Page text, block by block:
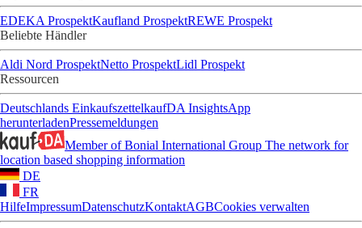
EDEKA ProspektKaufland ProspektREWE Prospekt
Beliebte Händler
Aldi Nord ProspektNetto ProspektLidl Prospekt
Ressourcen
Deutschlands EinkaufszettelkaufDA InsightsApp
herunterladenPressemeldungen
Member of Bonial International Group The network for
location based shopping information
DE
FR
HilfeImpressumDatenschutzKontaktAGBCookies verwalten